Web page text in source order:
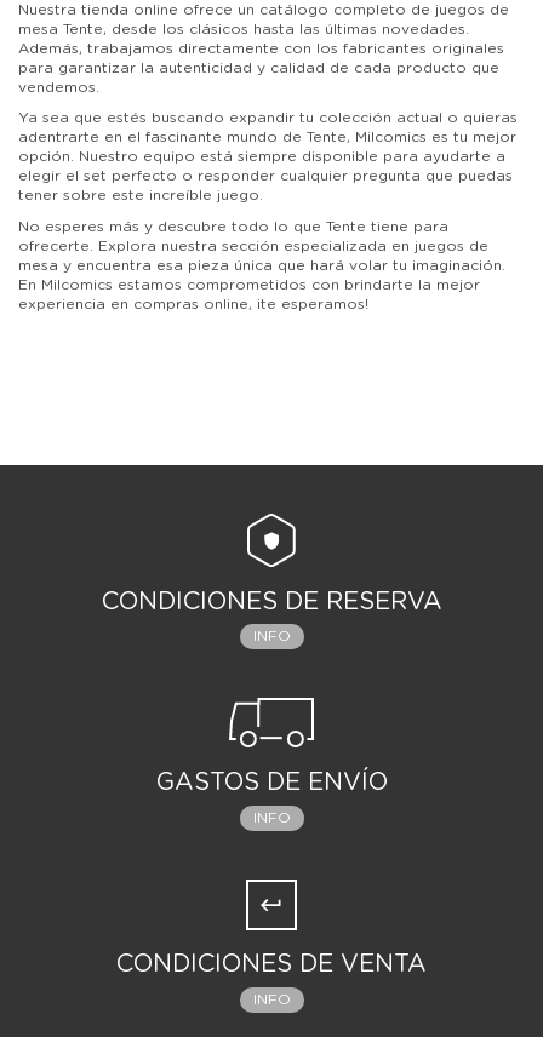
Nuestra tienda online ofrece un catálogo completo de juegos de
mesa Tente, desde los clásicos hasta las últimas novedades.
Además, trabajamos directamente con los fabricantes originales
para garantizar la autenticidad y calidad de cada producto que
vendemos.
Ya sea que estés buscando expandir tu colección actual o quieras
adentrarte en el fascinante mundo de Tente, Milcomics es tu mejor
opción. Nuestro equipo está siempre disponible para ayudarte a
elegir el set perfecto o responder cualquier pregunta que puedas
tener sobre este increíble juego.
No esperes más y descubre todo lo que Tente tiene para
ofrecerte. Explora nuestra sección especializada en juegos de
mesa y encuentra esa pieza única que hará volar tu imaginación.
En Milcomics estamos comprometidos con brindarte la mejor
experiencia en compras online, ¡te esperamos!
CONDICIONES DE RESERVA
INFO
GASTOS DE ENVÍO
INFO
CONDICIONES DE VENTA
INFO